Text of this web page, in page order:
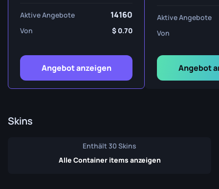
Aktive Angebote 14160
Von 0.70
Angebot anzeigen
Aktive Angebote
Von
Angebot
Skins
Enthält 30 Skins
Alle Container items anzeigen